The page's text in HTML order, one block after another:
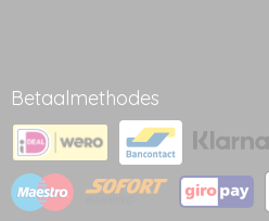
Betaalmethodes